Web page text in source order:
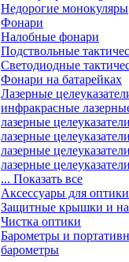
Недорогие монокуляры
Фонари
Налобные фонари
Подствольные
Светодиодные
Фонари на батарейках
Лазерные
инфракрасные
лазерные
лазерные
лазерные
лазерные
... Показать все
Аксессуары для оптики
Защитные крышки и
Чистка оптики
Барометры и
барометры